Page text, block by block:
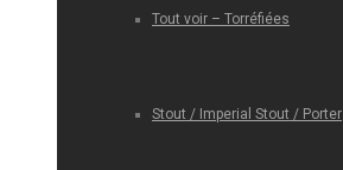
Tout voir – Torréfiées
Stout / Imperial Stout / Porter